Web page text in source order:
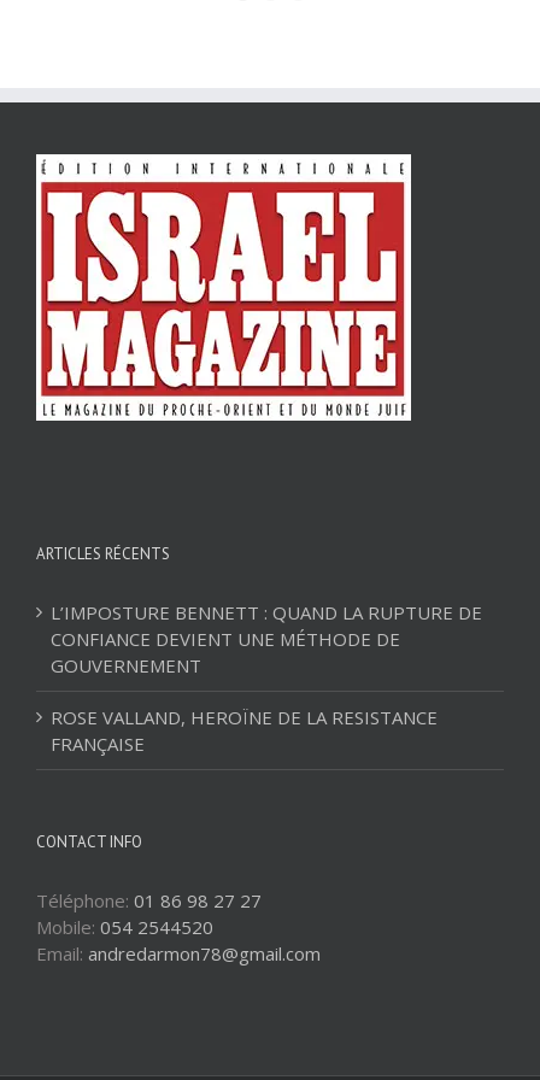
ARTICLES RÉCENTS
L’IMPOSTURE BENNETT : QUAND LA RUPTURE DE
CONFIANCE DEVIENT UNE MÉTHODE DE
GOUVERNEMENT
ROSE VALLAND, HEROÏNE DE LA RESISTANCE
FRANÇAISE
CONTACT INFO
Téléphone: 01 86 98 27 27
Mobile: 054 2544520
Email: andredarmon78@gmail.com